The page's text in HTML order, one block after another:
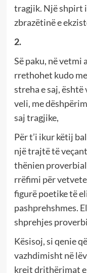
tragjik. Një shpirt
zbrazëtinë e
2.
Së paku, në vetmi
rrethohet kudo
streha e saj,
veli, me
saj tragjike,
Për t’i ikur këtij
një trajtë të
thënien
rrëfimi për
figurë poetike të
pashprehshmes.
shprehjes
Kësisoj, si qenie
vazhdimisht në
krejt drithërimat e